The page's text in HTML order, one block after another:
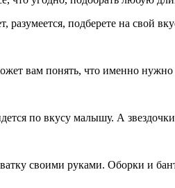
подберете на свой
вам понять, что именно
по вкусу малышу. А
своими руками. Оборки и